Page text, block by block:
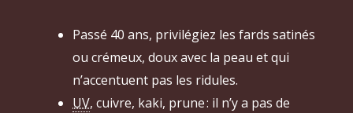
Passé 40 ans, privilégiez les fards satinés
ou crémeux, doux avec la peau et qui
n’accentuent pas les ridules.
UV, cuivre, kaki, prune : il n’y a pas de